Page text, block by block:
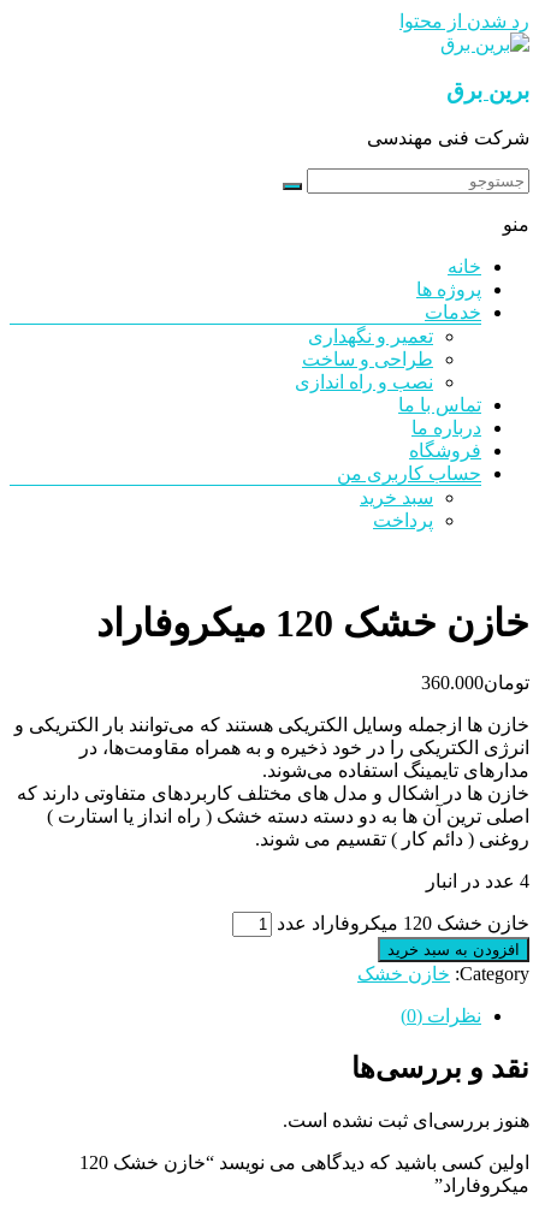
رد شدن از محتوا
برین برق
شرکت فنی مهندسی
منو
خانه
پروژه ها
خدمات
تعمیر و نگهداری
طراحی و ساخت
نصب و راه اندازی
تماس با ما
درباره ما
فروشگاه
حساب کاربری من
سبد خرید
پرداخت
خازن خشک 120 میکروفاراد
تومان360.000
خازن ها ازجمله وسایل الکتریکی هستند که می‌توانند بار الکتریکی و
انرژی الکتریکی را در خود ذخیره و به همراه مقاومت‌ها، در
مدارهای تایمینگ استفاده می‌شوند.
خازن ها در اشکال و مدل های مختلف کاربردهای متفاوتی دارند که
اصلی ترین آن ها به دو دسته دسته خشک ( راه انداز یا استارت )
روغنی ( دائم کار ) تقسیم می شوند.
4 عدد در انبار
خازن خشک 120 میکروفاراد عدد
افزودن به سبد خرید
Category: خازن خشک
نظرات (0)
نقد و بررسی‌ها
هنوز بررسی‌ای ثبت نشده است.
اولین کسی باشید که دیدگاهی می نویسد “خازن خشک 120
میکروفاراد”